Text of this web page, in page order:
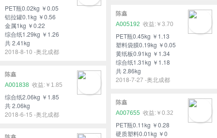
PET瓶0.02kg ￥0.05
铝拉罐0.1kg ￥0.56
金属1kg ￥0.22
综合纸1.29kg ￥1.26
共 2.41kg
2018-8-10 -奥北成都
陈鑫
A005192
￥3.70
PET瓶0.45kg ￥1.13
塑料袋膜0.19kg ￥0.05
黄纸板0.91kg ￥1.34
综合纸1.31kg ￥1.18
共 2.86kg
2018-7-27 -奥北成都
陈鑫
A001838
￥1.85
综合纸2.06kg ￥1.85
共 2.06kg
2018-6-15 -奥北成都
陈鑫
A007655
￥0.32
PET瓶0.11kg ￥0.28
硬质塑料0.01kg ￥0